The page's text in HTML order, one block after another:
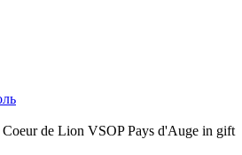
de Lion VSOP Pays d'Auge in gift